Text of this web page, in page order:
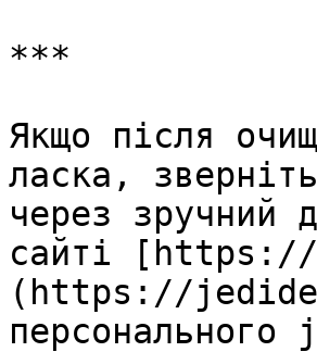
***
Якщо після
ласка,
через зручний
сайті
(https://